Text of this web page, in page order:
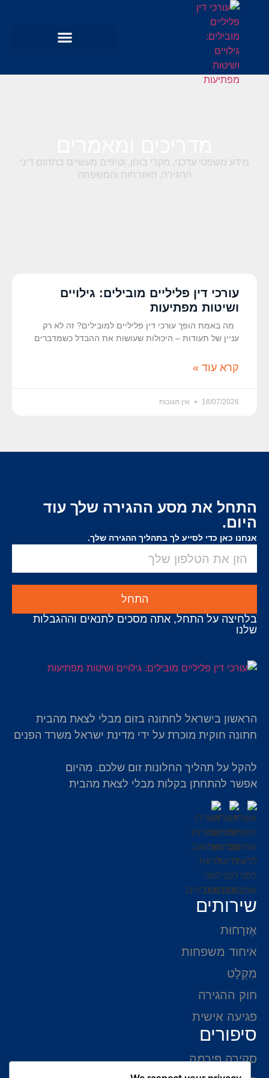
מידע משפטי עדכני, מקרי בוחן, וטיפים מעשיים בתחום דיני
ההגירה, האזרחות והמשפחה
עורכי דין פליליים מובילים: גילויים
ושיטות מפתיעות
מה באמת הופך עורכי דין פליליים למובילים? זה לא רק
עניין של תעודות – היכולות שעושות את ההבדל כשמדברים
קרא עוד »
18/07/2026 אין תגובות
התחל את מסע ההגירה שלך עוד
היום.
אנחנו כאן כדי לסייע לך בתהליך ההגירה שלך.
התחל
בלחיצה על התחל, אתה מסכים לתנאים וההגבלות
שלנו
הראשון בישראל לחתונה בזום מבלי לצאת מהבית
חתונה חוקית מוכרת על ידי מדינת ישראל משרד הפנים
להקל על תהליך החלונות זום שלכם. מהיום
אפשר להתחתן בקלות מבלי לצאת מהבית
שירותים
אֶזרָחוּת
איחוד משפחות
מִקְלָט
חוק ההגירה
פגיעה אישית
סיפורים
סקירה פירמה